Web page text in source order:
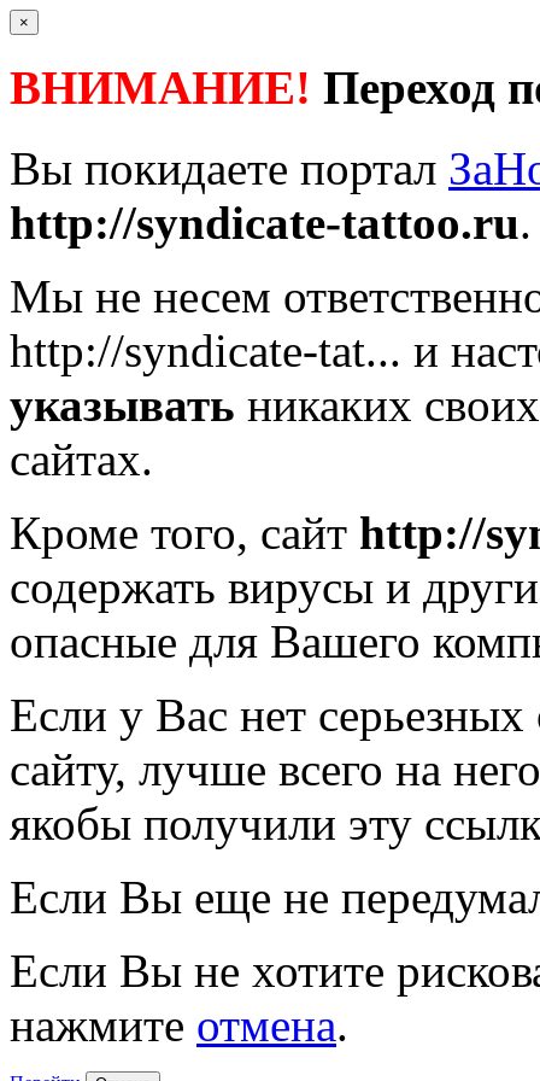
×
ВНИМАНИЕ! Переход
Вы покидаете портал
http://syndicate-tattoo.ru.
Мы не несем
http://syndicate-tat... и
указывать никаких
сайтах.
Кроме того, сайт http://
содержать вирусы и
опасные для Вашего
Если у Вас нет
сайту, лучше всего на
якобы получили эту
Если Вы еще не
Если Вы не хотите
нажмите отмена.